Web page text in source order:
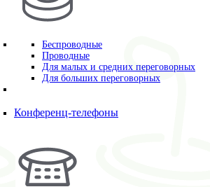
Беспроводные
Проводные
Для малых и средних переговорных
Для больших переговорных
Конференц-телефоны